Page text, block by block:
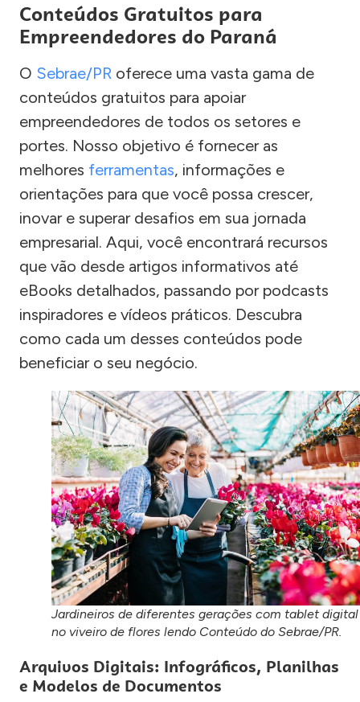
Conteúdos Gratuitos para
Empreendedores do Paraná
O Sebrae/PR oferece uma vasta gama de
conteúdos gratuitos para apoiar
empreendedores de todos os setores e
portes. Nosso objetivo é fornecer as
melhores ferramentas, informações e
orientações para que você possa crescer,
inovar e superar desafios em sua jornada
empresarial. Aqui, você encontrará recursos
que vão desde artigos informativos até
eBooks detalhados, passando por podcasts
inspiradores e vídeos práticos. Descubra
como cada um desses conteúdos pode
beneficiar o seu negócio.
Jardineiros de diferentes gerações com tablet digital
no viveiro de flores lendo Conteúdo do Sebrae/PR.
Arquivos Digitais: Infográficos, Planilhas
e Modelos de Documentos